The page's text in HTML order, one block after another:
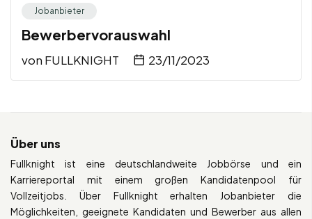
Jobanbieter
Bewerbervorauswahl
von FULLKNIGHT 23/11/2023
Über uns
Fullknight ist eine deutschlandweite Jobbörse und ein
Karriereportal mit einem großen Kandidatenpool für
Vollzeitjobs. Über Fullknight erhalten Jobanbieter die
Möglichkeiten, geeignete Kandidaten und Bewerber aus allen